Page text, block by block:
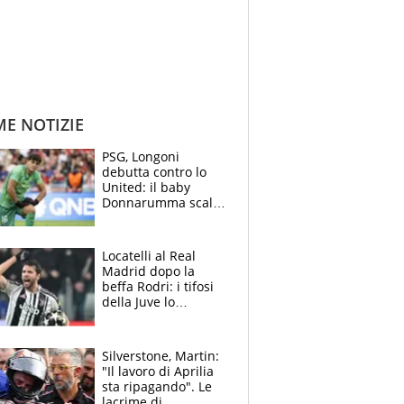
NOTIZIE
PSG, Longoni
debutta contro lo
United: il baby
Donnarumma scalza
Locatelli al Real
Madrid dopo la
beffa Rodri: i tifosi
della Juve lo
Silverstone, Martin:
"Il lavoro di Aprilia
sta ripagando". Le